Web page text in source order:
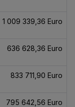
1 009 339,36 Euro
636 628,36 Euro
833 711,90 Euro
795 642,56 Euro